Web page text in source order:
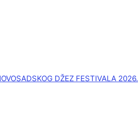
DŽEZ FESTIVALA 2026.